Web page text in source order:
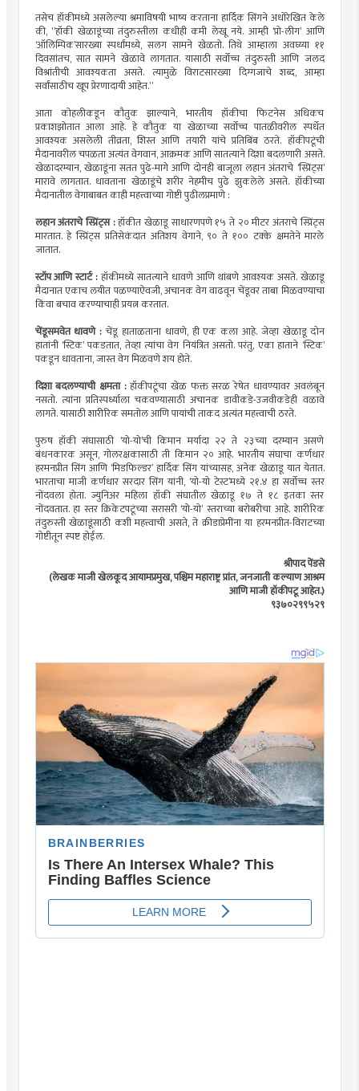
तसेच हॉकीमध्ये असलेल्या श्रमाविषयी भाष्य करताना हार्दिक सिंगने अधोरेखित केले
की, ”हॉकी खेळाडूंच्या तंदुरुस्तीला कधीही कमी लेखू नये. आम्ही ‘प्रो-लीग’ आणि
‘ऑलिम्पिक’सारख्या स्पर्धांमध्ये, सलग सामने खेळतो. तिथे आम्हाला अवघ्य्या ११
दिवसांतच, सात सामने खेळावे लागतात. यासाठी सर्वोच्च तंदुरुस्ती आणि जलद
विश्रांतीची आवश्यकता असते. त्यामुळे विराटसारख्या दिग्गजाचे शब्द, आम्हा
सर्वांसाठीच खूप प्रेरणादायी आहेत.”
आता कोहलीकडून कौतुक झाल्याने, भारतीय हॉकीचा फिटनेस अधिकच
प्रकाशझोतात आला आहे. हे कौतुक या खेळाच्या सर्वोच्च पातळीवरील स्पर्धेत
आवश्यक असलेली तीव्रता, शिस्त आणि तयारी यांचे प्रतिबिंब ठरते. हॉकीपटूंची
मैदानावरील चपळता अत्यंत वेगवान, आक्रमक आणि सातत्याने दिशा बदलणारी असते.
खेळादरम्यान, खेळाडूंना सतत पुढे-मागे आणि दोनही बाजूला लहान अंतराचे ‘स्प्रिंट्स’
मारावे लागतात. धावताना खेळाडूंचे शरीर नेहमीच पुढे झुकलेले असते. हॉकीच्या
मैदानातील वेगाबाबत काही महत्त्वाच्या गोष्टी पुढीलप्रमाणे :
लहान अंतराचे स्प्रिंट्स :हॉकीत खेळाडू साधारणपणे १५ ते २० मीटर अंतराचे स्प्रिंट्स
मारतात. हे स्प्रिंट्स प्रतिसेकंदात अतिशय वेगाने, ९० ते १०० टक्के क्षमतेने मारले
जातात.
स्टॉप आणि स्टार्ट :हॉकीमध्ये सातत्याने धावणे आणि थांबणे आवश्यक असते. खेळाडू
मैदानात एकाच लयीत पळण्याऐवजी, अचानक वेग वाढवून चेंडूवर ताबा मिळवण्याचा
किंवा बचाव करण्याचाही प्रयत्न करतात.
चेंडूसमवेत धावणे :चेंडू हाताळताना धावणे, ही एक कला आहे. जेव्हा खेळाडू दोन
हातांनी ‘स्टिक’ पकडतात, तेव्हा त्यांचा वेग नियंत्रित असतो. परंतु, एका हाताने ‘स्टिक’
पकडून धावताना, जास्त वेग मिळवणे शय होते.
दिशा बदलण्याची क्षमता :हॉकीपटूंचा खेळ फक्त सरळ रेषेत धावण्यावर अवलंबून
नसतो. त्यांना प्रतिस्पर्ध्याला चकवण्यासाठी अचानक डावीकडे-उजवीकडेही वळावे
लागते. यासाठी शारीरिक समतोल आणि पायांची ताकद अत्यंत महत्त्वाची ठरते.
पुरुष हॉकी संघासाठी ‘यो-यो’ची किमान मर्यादा २२ ते २३च्या दरम्यान असणे
बंधनकारक असून, गोलरक्षकासाठी ती किमान २० आहे. भारतीय संघाचा कर्णधार
हरमनप्रीत सिंग आणि ‘मिडफिल्डर’ हार्दिक सिंग यांच्यासह, अनेक खेळाडू यात येतात.
भारताचा माजी कर्णधार सरदार सिंग यांनी, ‘यो-यो टेस्ट’मध्ये २१.४ हा सर्वोच्च स्तर
नोंदवला होता. ज्युनिअर महिला हॉकी संघातील खेळाडू १७ ते १८ इतका स्तर
नोंदवतात. हा स्तर क्रिकेटपटूंच्या सरासरी ‘यो-यो’ स्तराच्या बरोबरीचा आहे. शारीरिक
तंदुरुस्ती खेळाडूंसाठी कशी महत्त्वाची असते, ते क्रीडाप्रेमींना या हरमनप्रीत-विराटच्या
गोष्टीतून स्पष्ट होईल.
श्रीपाद पेंडसे
(लेखक माजी खेलकूद आयामप्रमुख, पश्चिम महाराष्ट्र प्रांत, जनजाती कल्याण आश्रम
आणि माजी हॉकीपटू आहेत.)
९३७०२९९५२९